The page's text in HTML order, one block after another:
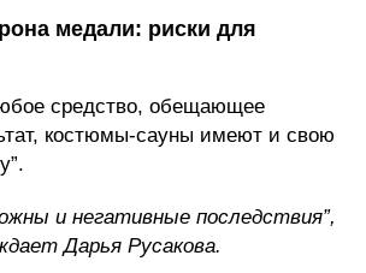
медали: риски для
средство, обещающее
костюмы-сауны имеют и свою
и негативные последствия”,
Дарья Русакова.